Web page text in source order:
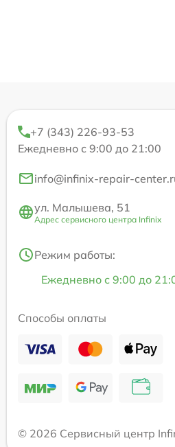
+7 (343) 226-93-53
Ежедневно с 9:00 до 21:00
info@infinix-repair-
ул. Малышева, 51
Адрес сервисного центра Infinix
Режим работы:
Ежедневно с 9:00 до
Способы оплаты
© 2026 Сервисный центр